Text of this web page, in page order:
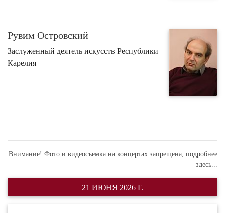
Рувим Островский
Заслуженный деятель искусств Республики
Карелия
Внимание! Фото и видеосъемка на концертах запрещена, подробнее
здесь...
21 ИЮНЯ 2026 Г.